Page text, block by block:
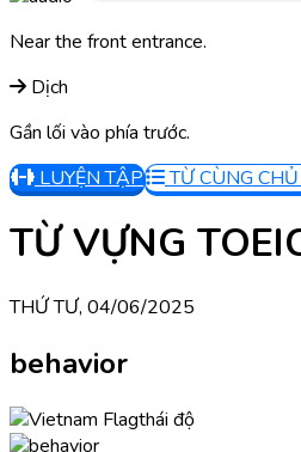
Near the front entrance.
Dịch
Gần lối vào phía trước.
LUYỆN TẬP
TỪ CÙNG
TỪ VỰNG
THỨ TƯ, 04/06/2025
behavior
thái độ